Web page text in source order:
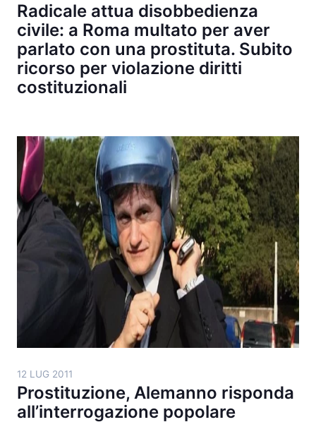
Radicale attua disobbedienza
civile: a Roma multato per aver
parlato con una prostituta. Subito
ricorso per violazione diritti
costituzionali
12 LUG 2011
Prostituzione, Alemanno risponda
all’interrogazione popolare